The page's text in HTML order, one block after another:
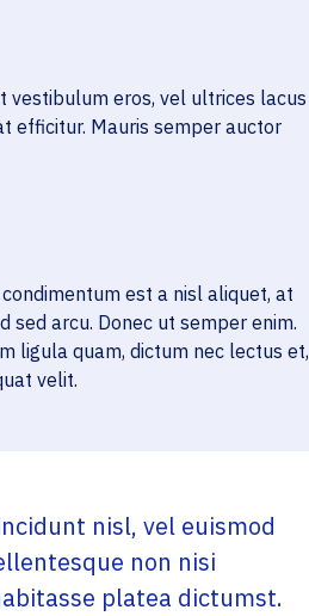
vestibulum eros, vel ultrices lacus
efficitur. Mauris semper auctor
est a nisl aliquet, at
sed arcu. Donec ut semper enim.
ligula quam, dictum nec lectus et,
velit.
nisl, vel euismod
non nisi
platea dictumst.